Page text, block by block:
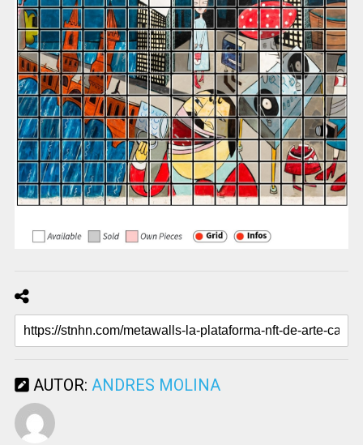
AUTOR: ANDRES MOLINA